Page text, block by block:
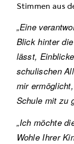
Stimmen aus
„Eine
Blick hinter
lässt,
schulischen
mir
Schule mit zu
„Ich möchte
Wohle Ihrer